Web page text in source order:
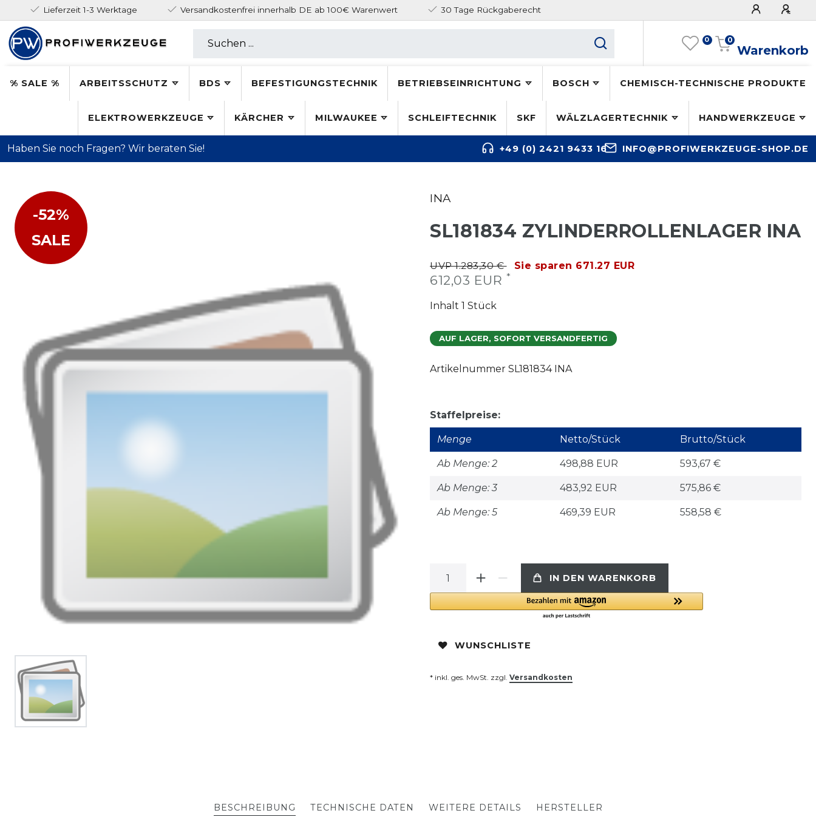
Lieferzeit 1-3 Werktage Versandkostenfrei innerhalb DE ab 100€ Warenwert 30 Tage Rückgaberecht
0
Warenkorb
0
% SALE % ARBEITSSCHUTZ BDS BEFESTIGUNGSTECHNIK BETRIEBSEINRICHTUNG BOSCH CHEMISCH-TECHNISCHE PRODUKTE
ELEKTROWERKZEUGE KÄRCHER MILWAUKEE SCHLEIFTECHNIK SKF WÄLZLAGERTECHNIK HANDWERKZEUGE
Haben Sie noch Fragen? Wir beraten Sie! +49 (0) 2421 9433 16 INFO@PROFIWERKZEUGE-SHOP.DE
-52%
SALE
INA
SL181834 ZYLINDERROLLENLAGER INA
UVP 1.283,30 € Sie sparen 671.27 EUR
612,03 EUR *
Inhalt 1 Stück
AUF LAGER, SOFORT VERSANDFERTIG
Artikelnummer SL181834 INA
Staffelpreise:
Menge Netto/Stück Brutto/Stück
Ab Menge: 2 498,88 EUR 593,67 €
Ab Menge: 3 483,92 EUR 575,86 €
Ab Menge: 5 469,39 EUR 558,58 €
IN DEN WARENKORB
WUNSCHLISTE
* inkl. ges. MwSt. zzgl. Versandkosten
BESCHREIBUNG TECHNISCHE DATEN WEITERE DETAILS HERSTELLER